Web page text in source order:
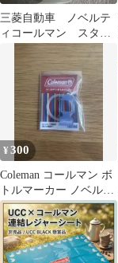
三菱自動車 ノベルテ
ィコールマン スタッ
キングカップセット
¥300
Coleman コールマン ボ
トルマーカー ノベルテ
ィ